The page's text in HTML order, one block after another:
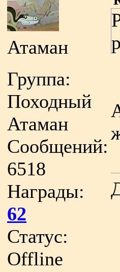
Атаман
Группа:
Походный
Атаман
Сообщений:
6518
Награды:
62
Статус:
Offline